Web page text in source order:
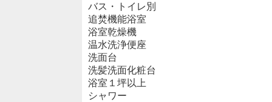
バス・トイレ別
追焚機能浴室
浴室乾燥機
温水洗浄便座
洗面台
洗髪洗面化粧台
浴室１坪以上
シャワー